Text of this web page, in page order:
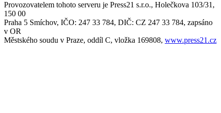
Provozovatelem tohoto serveru je Press21 s.r.o., Holečkova 103/31,
150 00
Praha 5 Smíchov, IČO: 247 33 784, DIČ: CZ 247 33 784, zapsáno
v OR
Městského soudu v Praze, oddíl C, vložka 169808, www.press21.cz